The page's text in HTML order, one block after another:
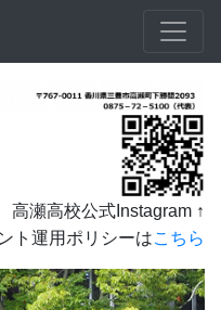
高瀬高校公式Instagram ↑
ト運用ポリシーはこちら